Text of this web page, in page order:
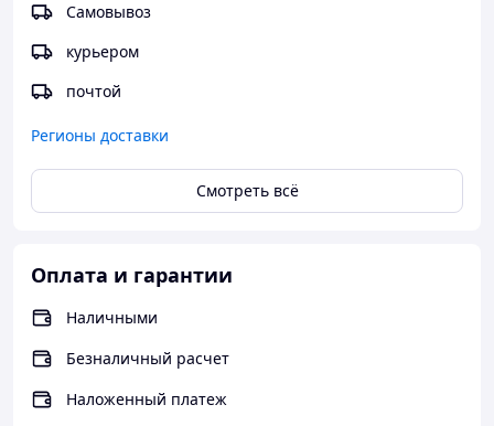
Нанести крем на чистую кожу вокруг глаз легкими
Самовывоз
курьером
почтой
Регионы доставки
Смотреть всё
Оплата и гарантии
Наличными
Безналичный расчет
Наложенный платеж